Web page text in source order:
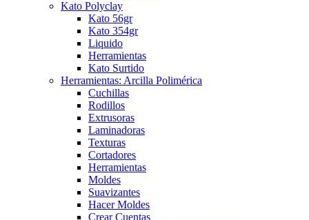
Kato Polyclay
Kato 56gr
Kato 354gr
Liquido
Herramientas
Kato Surtido
Herramientas: Arcilla Polimérica
Cuchillas
Rodillos
Extrusoras
Laminadoras
Texturas
Cortadores
Herramientas
Moldes
Suavizantes
Hacer Moldes
Crear Cuentas